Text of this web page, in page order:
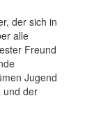
der sich in
alle
Freund
Jugend
und der